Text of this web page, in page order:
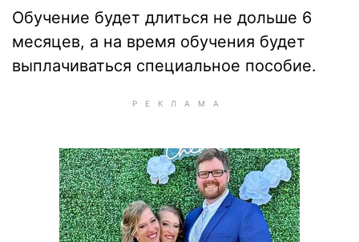
Обучение будет длиться не дольше 6
месяцев, а на время обучения будет
выплачиваться специальное пособие.